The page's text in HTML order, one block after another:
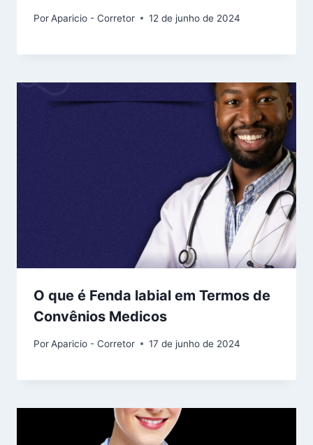
PorAparicio - Corretor 12 de junho de 2024
O que é Fenda labial em Termos de
Convênios Medicos
PorAparicio - Corretor 17 de junho de 2024